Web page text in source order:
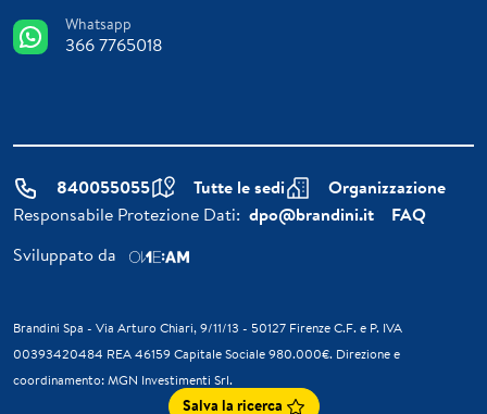
Whatsapp
366 7765018
840055055 Tutte le sedi
Organizzazione
Responsabile Protezione Dati: dpo@brandini.it
FAQ
Sviluppato da
Brandini Spa - Via Arturo Chiari, 9/11/13 - 50127 Firenze C.F. e P. IVA
00393420484 REA 46159 Capitale Sociale 980.000€. Direzione e
coordinamento: MGN Investimenti Srl.
Salva la ricerca